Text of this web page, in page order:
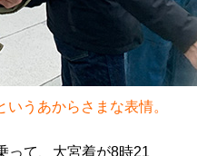
うあからさまな表情。
って、大宮着が8時21